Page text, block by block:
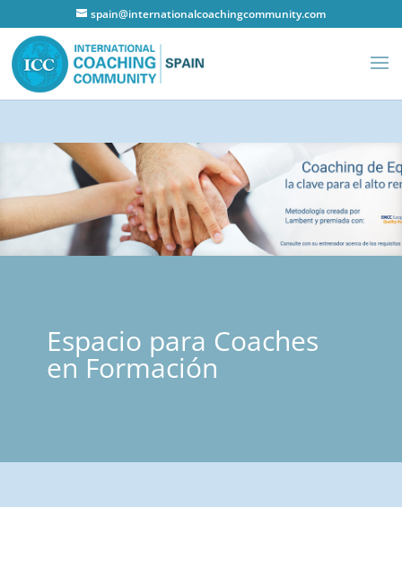
spain@internationalcoachingcommunity.com
Espacio para Coaches
en Formación